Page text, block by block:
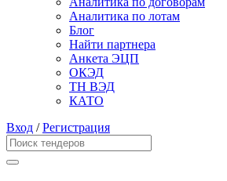
Аналитика по лотам
Блог
Найти партнера
Анкета ЭЦП
ОКЭД
ТН ВЭД
КАТО
Вход /Регистрация